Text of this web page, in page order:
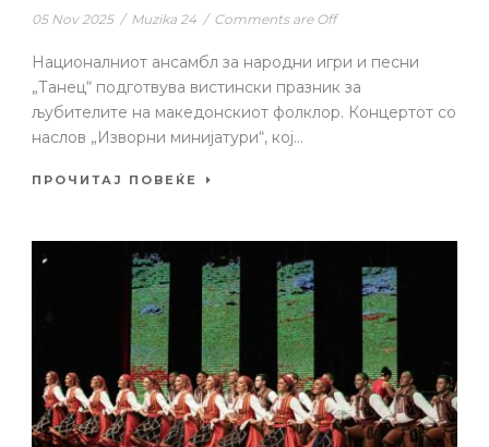
05 Nov 2025 / Muzika 24 / Comments are Off
Националниот ансамбл за народни игри и песни
„Танец“ подготвува вистински празник за
љубителите на македонскиот фолклор. Концертот со
наслов „Изворни минијатури“, кој...
ПРОЧИТАЈ ПОВЕЌЕ